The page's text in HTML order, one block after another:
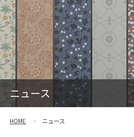
ニュース
HOME ニュース